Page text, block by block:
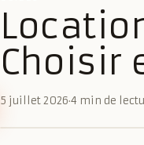
Choisir
5 juillet 2026·4 min de